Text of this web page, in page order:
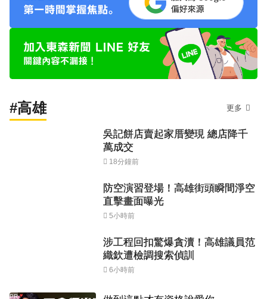
#高雄 更多
吳記餅店賣起家厝變現 總店降千
萬成交
18分鐘前
防空演習登場！高雄街頭瞬間淨空
直擊畫面曝光
5小時前
涉工程回扣驚爆貪瀆！高雄議員范
織欽遭檢調搜索偵訓
6小時前
PR